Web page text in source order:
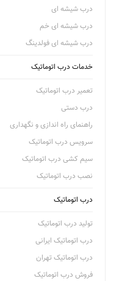
درب شیشه ای
درب شیشه ای خم
درب شیشه ای فولدینگ
خدمات درب اتوماتیک
تعمیر درب اتوماتیک
درب دستی
راهنمای راه اندازی و نگهداری
سرویس درب اتوماتیک
سیم کشی درب اتوماتیک
نصب درب اتوماتیک
درب اتوماتیک
تولید درب اتوماتیک
درب اتوماتیک ایرانی
درب اتوماتیک تهران
فروش درب اتوماتیک